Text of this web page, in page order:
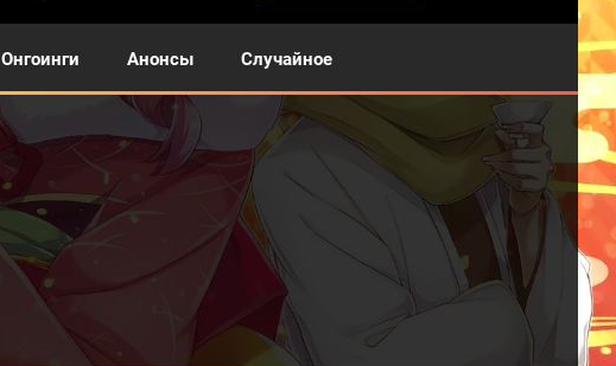
Онгоинги Анонсы Случайное